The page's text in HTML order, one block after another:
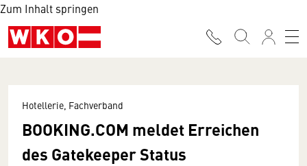
Zum Inhalt springen
Hotellerie, Fachverband
BOOKING.COM meldet Erreichen
des Gatekeeper Status